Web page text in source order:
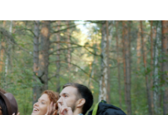
Langue
French